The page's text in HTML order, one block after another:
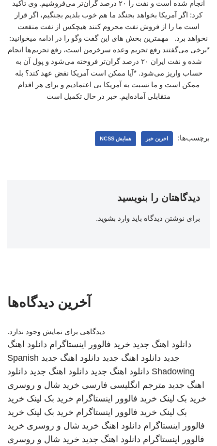
انجام شده است و نفت را ۲۰ درصد گران‌تر می‌فروشیم. وی تاکید
کرد: اگر آمریکا بخواهد بجنگد ما هم خوب بلدیم بجنگیم، اگر قرار
است ما را از فروش نفت محروم کنند هیچکس از نفت منفعت
نخواهد برد. مهمترین بخش های این گفت وگو را در ادامه میخوانید:
*برخی می‌گفتند رفع تحریم وعده سرخرمن است، رفع تحریم‌ها انجام
شده و نفت ایران ۲۰ درصد گران‌تر فروخته می‌شود و پول آن به
حساب واریز می‌شود. *آیا ممکن است آمریکا نقض عهد کند؟ بله
ممکن است و ما نسبت به آمریکا بی اعتمادیم و برای هر اقدام
متقابلی آماده‌ایم. خبر در حال تکمیل است
برچسب‌ها: اخرین خبر همایش NCSS
دیدگاهتان را بنویسید
برای نوشتن دیدگاه باید وارد بشوید.
آخرین دیدگاه‌ها
دیدگاهی برای نمایش وجود ندارد.
دانلود اهنگ جدید خرید فالوور اینستاگرام دانلود اهنگ
جدید دانلود اهنگ جدید دانلود اهنگ جدید Spanish
Shadowing دانلود اهنگ جدید دانلود اهنگ جدید دانلود
اهنگ جدید مترجم انگلیسی فارسی خرید شال و روسری
خرید بک لینک خرید فالوور اینستاگرام خرید بک لینک خرید
بک لینک خرید فالوور اینستاگرام خرید بک لینک خرید
فالوور اینستاگرام دانلود اهنگ خرید شال و روسری خرید
فالوور اینستاگرام دانلود اهنگ جدید خرید شال و روسری